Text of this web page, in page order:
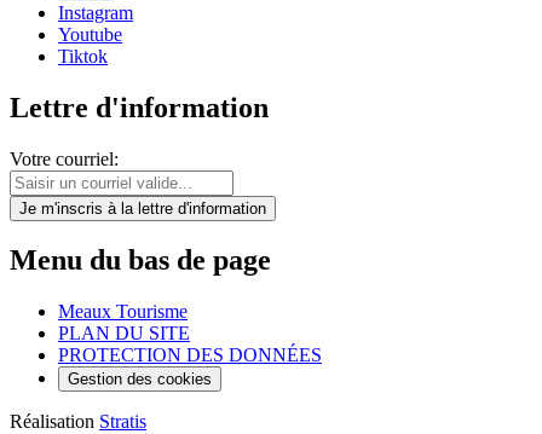
Instagram
Youtube
Tiktok
Lettre d'information
Votre courriel:
Je m'inscris à la lettre d'information
Menu du bas de page
Meaux Tourisme
PLAN DU SITE
PROTECTION DES DONNÉES
Gestion des cookies
Réalisation Stratis